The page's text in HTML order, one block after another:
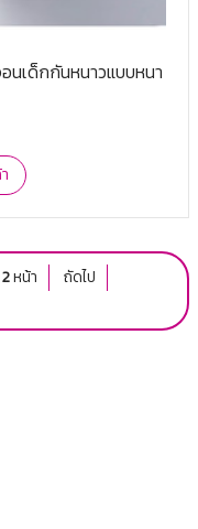
นเด็กกันหนาวแบบหนา
2หน้า
ถัดไป